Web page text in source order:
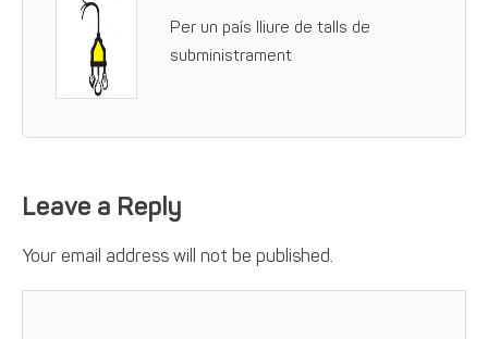
Per un país lliure de talls de
subministrament
Leave a Reply
Your email address will not be published.